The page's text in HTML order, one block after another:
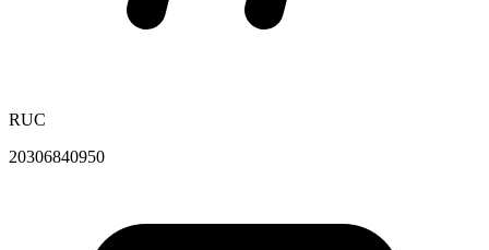
RUC
20306840950